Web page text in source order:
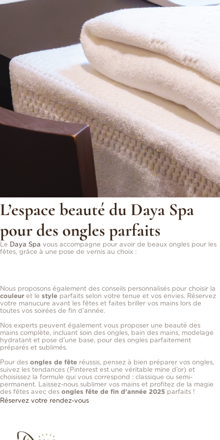
L’espace beauté du Daya Spa
pour des ongles parfaits
Le Daya Spa vous accompagne pour avoir de beaux ongles pour les
fêtes, grâce à une pose de vernis au choix :
Nous proposons également des conseils personnalisés pour choisir la
couleur et le style parfaits selon votre tenue et vos envies. Réservez
votre manucure avant les fêtes et faites briller vos mains lors de
toutes vos soirées de fin d’année.
Nos experts peuvent également vous proposer une beauté des
mains complète, incluant soin des ongles, bain des mains, modelage
hydratant et pose d’une base, pour des ongles parfaitement
préparés et sublimés.
Pour des ongles de fête réussis, pensez à bien préparer vos ongles,
suivez les tendances (Pinterest est une véritable mine d’or) et
choisissez la formule qui vous correspond : classique ou semi-
permanent. Laissez-nous sublimer vos mains et profitez de la magie
des fêtes avec des ongles fête de fin d’année 2025 parfaits !
Réservez votre rendez-vous